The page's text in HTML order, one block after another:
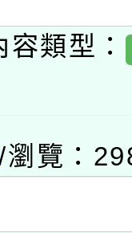
函釋公
請許可
利署委託
節水達
系列
景藝術
術巡演
及學前
類型：
瀏覽：